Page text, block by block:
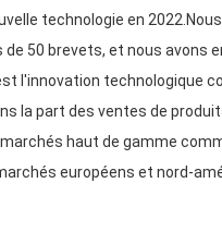
technologie en
de 50 brevets, et nous avons
l'innovation technologique
la part des ventes de
haut de gamme
européens et nord-